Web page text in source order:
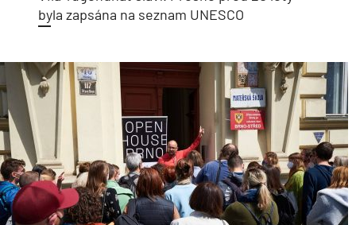
byla zapsána na seznam UNESCO